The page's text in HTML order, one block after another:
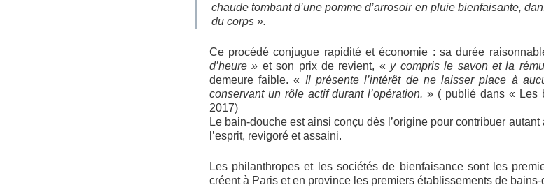
chaude tombant d’une pomme d’arrosoir en pluie bienfaisante,
du corps ».
Ce procédé conjugue rapidité et économie : sa durée
d’heure » et son prix de revient, « y compris le savon et la
demeure faible. « Il présente l’intérêt de ne laisser place à
conservant un rôle actif durant l’opération.» ( publié dans « Les
2017)
Le bain-douche est ainsi conçu dès l’origine pour contribuer autant
l’esprit, revigoré et assaini.
Les philanthropes et les sociétés de bienfaisance sont les
créent à Paris et en province les premiers établissements de bains-